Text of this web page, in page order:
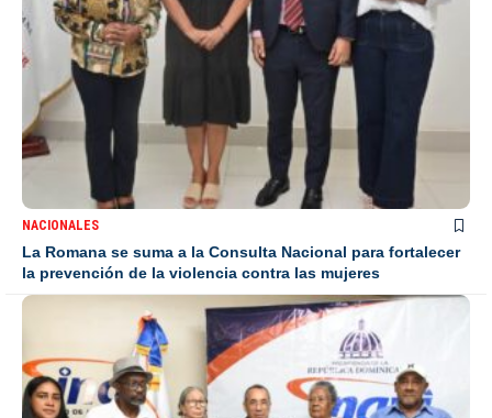
NACIONALES
La Romana se suma a la Consulta Nacional para fortalecer
la prevención de la violencia contra las mujeres